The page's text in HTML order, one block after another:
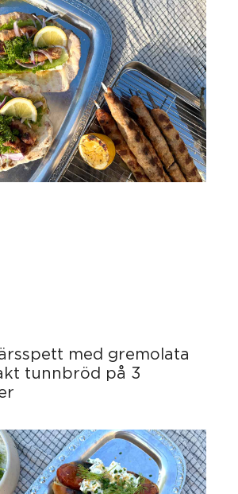
med gremolata
tunnbröd på 3